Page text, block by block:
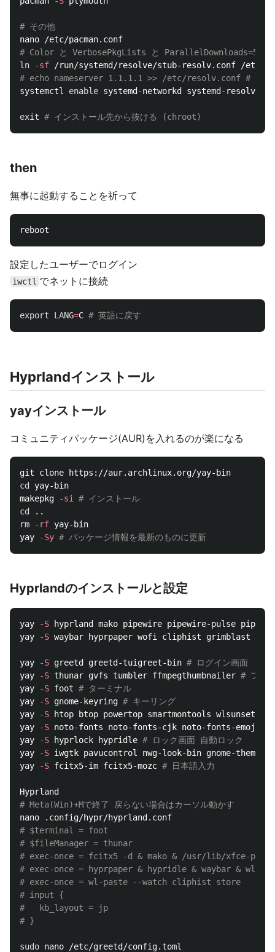
# その他
# Color と VerbosePkgLists と ParallelDownloads=5 の
ln
-sf /run/systemd/resolve/stub-resolv.conf /etc/
# echo nameserver 1.1.1.1 >> /etc/resolv.conf # あんま
systemctl enable systemd-networkd systemd-
exit # インストール先から抜ける (chroot)
then
無事に起動することを祈って
設定したユーザーでログイン
iwctl でネットに接続
export LANG=C # 英語に戻す
Hyprlandインストール
yayインストール
コミュニティパッケージ(AUR)を入れるのが楽になる
cd yay-bin
makepkg
-si
# インストール
cd
rm
-rf yay-bin
yay
-Sy # パッケージ情報を最新のものに更新
Hyprlandのインストールと設定
yay -S hyprland mako pipewire pipewire-pulse
yay
-S waybar hyprpaper wofi cliphist grimblast
yay -S greetd greetd-tuigreet-bin # ログイン画面
yay
-S thunar gvfs tumbler ffmpegthumbnailer # ファ
yay
-S foot # ターミナル
yay
-S gnome-keyring # キーリング
yay
-S htop btop powertop smartmontools wlsunset
yay
-S noto-fonts noto-fonts-cjk noto-fonts-emoji
yay
-S hyprlock hypridle # ロック画面 自動ロック
yay
-S iwgtk pavucontrol nwg-look-bin gnome-
yay
-S fcitx5-im fcitx5-mozc # 日本語入力
# Meta(Win)+Mで終了 戻らない場合はカーソル動かす
# $terminal = foot
# $fileManager = thunar
# exec-once = fcitx5 -d & mako & /usr/lib/xfce-
# exec-once = hyprpaper & hypridle & waybar &
# exec-once = wl-paste --watch cliphist store
# input {
#   kb_layout = jp
# }
sudo